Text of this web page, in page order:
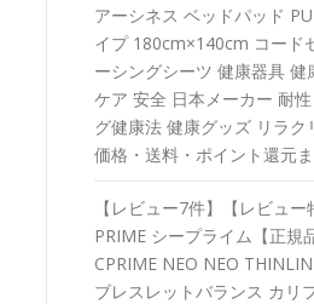
アーシネス ベッドパッド
イプ 180cm×140cm コード
ーシングシーツ 健康器具 健
ケア 安全 日本メーカー 耐
グ健康法 健康グッズ リラク
価格・送料・ポイント還元
【レビュー7件】【レビュー
PRIME シープライム【正規
CPRIME NEO NEO
ブレスレットバランス カリ